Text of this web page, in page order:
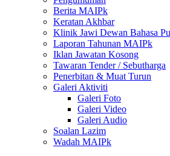
Berita MAIPk
Keratan Akhbar
Klinik Jawi Dewan Bahasa
Laporan Tahunan MAIPk
Iklan Jawatan Kosong
Tawaran Tender / Sebutharga
Penerbitan & Muat Turun
Galeri Aktiviti
Galeri Foto
Galeri Video
Galeri Audio
Soalan Lazim
Wadah MAIPk